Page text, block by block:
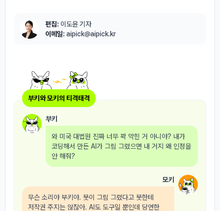
편집: 이도윤 기자
이메일: aipick@aipick.kr
부키와 모키의 티격태격
부키
와 미국 대법원 진짜 너무 꽉 막힌 거 아니야? 내가
코딩해서 만든 AI가 그림 그렸으면 내 거지 왜 인정을
안 해줘?
모키
무슨 소리야 부키야. 붓이 그림 그렸다고 붓한테
저작권 주지는 않잖아. AI도 도구일 뿐인데 당연한